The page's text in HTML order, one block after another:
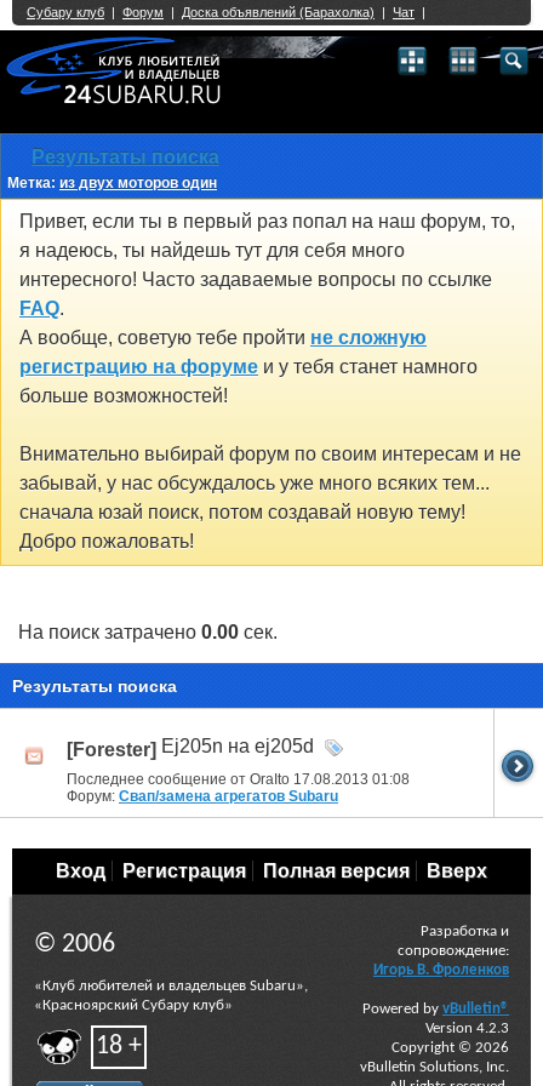
Результаты поиска
Метка: из двух моторов один
Привет, если ты в первый раз попал на наш форум, то,
я надеюсь, ты найдешь тут для себя много
интересного! Часто задаваемые вопросы по ссылке
FAQ.
А вообще, советую тебе пройти не сложную
регистрацию на форуме и у тебя станет намного
больше возможностей!
Внимательно выбирай форум по своим интересам и не
забывай, у нас обсуждалось уже много всяких тем...
сначала юзай поиск, потом создавай новую тему!
Добро пожаловать!
На поиск затрачено 0.00 сек.
Результаты поиска
[Forester] Ej205n на ej205d
Последнее сообщение от OraIto 17.08.2013 01:08
Форум: Свап/замена агрегатов Subaru
Вход Регистрация Полная версия Вверх
© 2006
«Клуб любителей и владельцев Subaru»,
«Красноярский Субару клуб»
18 +
Разработка и
сопровождение:
Игорь В. Фроленков
Powered by vBulletin®
Version 4.2.3
Copyright © 2026
vBulletin Solutions, Inc.
Single Sign On provided byvBSSO
2 3 4 5 6 7 8 9 10 11 12 13 14 15 16 17 18 21 22 23 24 25 26
27 28 29 30 31 32 33 40 41 42 43